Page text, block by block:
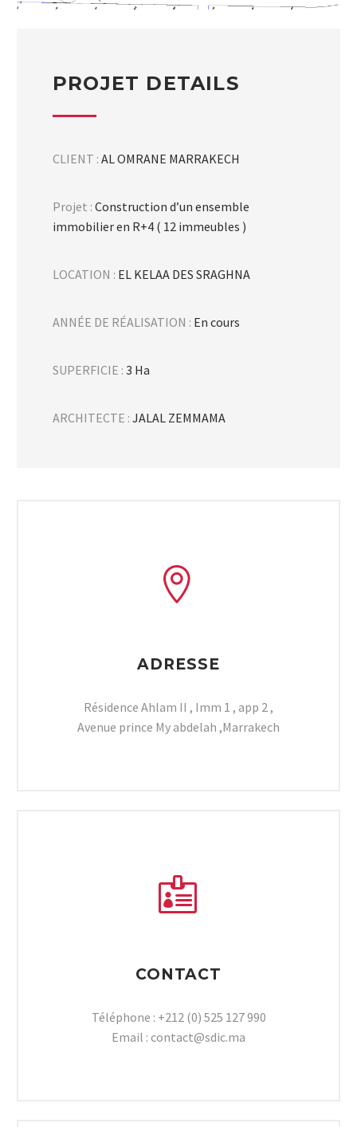
PROJET DETAILS
CLIENT : AL OMRANE MARRAKECH
Projet : Construction d’un ensemble
immobilier en R+4 ( 12 immeubles )
LOCATION : EL KELAA DES SRAGHNA
ANNÉE DE RÉALISATION : En cours
SUPERFICIE : 3 Ha
ARCHITECTE : JALAL ZEMMAMA


ADRESSE
Résidence Ahlam II , Imm 1 , app 2 ,
Avenue prince My abdelah ,Marrakech


CONTACT
Téléphone : +212 (0) 525 127 990
Email : contact@sdic.ma